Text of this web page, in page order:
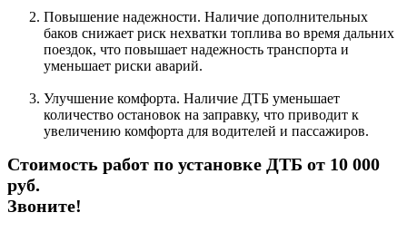
Повышение надежности. Наличие дополнительных
баков снижает риск нехватки топлива во время дальних
поездок, что повышает надежность транспорта и
уменьшает риски аварий.
Улучшение комфорта. Наличие ДТБ уменьшает
количество остановок на заправку, что приводит к
увеличению комфорта для водителей и пассажиров.
Стоимость работ по установке ДТБ от 10 000
руб.
Звоните!